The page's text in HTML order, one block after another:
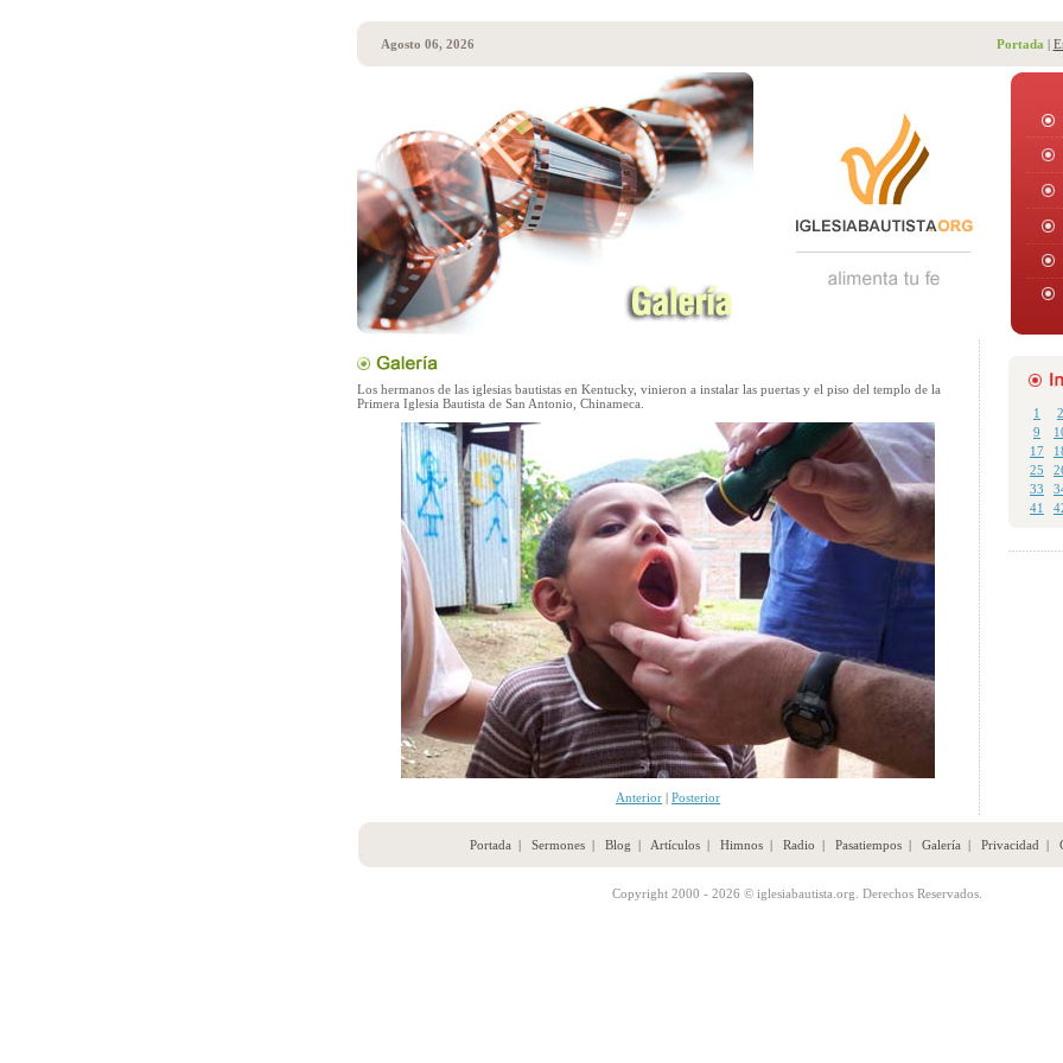
Agosto 06, 2026 Portada |
Los hermanos de las iglesias bautistas en Kentucky, vinieron a instalar las puertas y el piso del templo de la
Primera Iglesia Bautista de San Antonio, Chinameca.
1 2
9
17
25
33
41
Anterior | Posterior
Portada | Sermones| Blog | Artículos| Himnos| Radio | Pasatiempos| Galería | Privacidad |
Copyright 2000 - 2026 © iglesiabautista.org. Derechos Reservados.